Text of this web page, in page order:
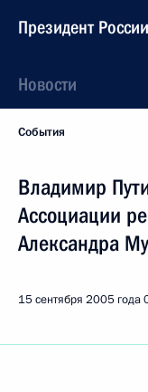
Президент России
Новости
События
Владимир
Ассоциации
Александра
15 сентября 2005 года